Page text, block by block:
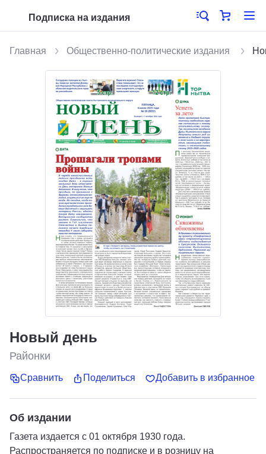
Подписка на издания
Главная Общественно-политические издания
Новый день
Районки
Сравнить Поделиться Добавить в избранное
Об издании
Газета издается с 01 октября 1930 года.
Распространяется по подписке и в розницу на